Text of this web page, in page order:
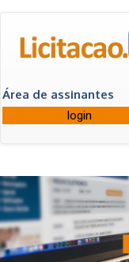
Área de assinantes